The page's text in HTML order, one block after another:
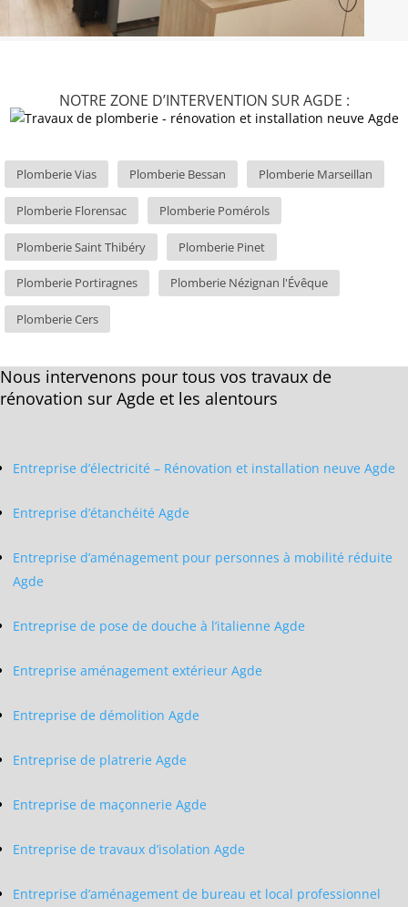
NOTRE ZONE D’INTERVENTION SUR AGDE :
Plomberie Vias Plomberie Bessan Plomberie Marseillan
Plomberie Florensac Plomberie Pomérols
Plomberie Saint Thibéry Plomberie Pinet
Plomberie Portiragnes Plomberie Nézignan l'Évêque
Plomberie Cers
Nous intervenons pour tous vos travaux de
rénovation sur Agde et les alentours
Entreprise d’électricité – Rénovation et installation neuve Agde
Entreprise d’étanchéité Agde
Entreprise d’aménagement pour personnes à mobilité réduite
Agde
Entreprise de pose de douche à l’italienne Agde
Entreprise aménagement extérieur Agde
Entreprise de démolition Agde
Entreprise de platrerie Agde
Entreprise de maçonnerie Agde
Entreprise de travaux d’isolation Agde
Entreprise d’aménagement de bureau et local professionnel